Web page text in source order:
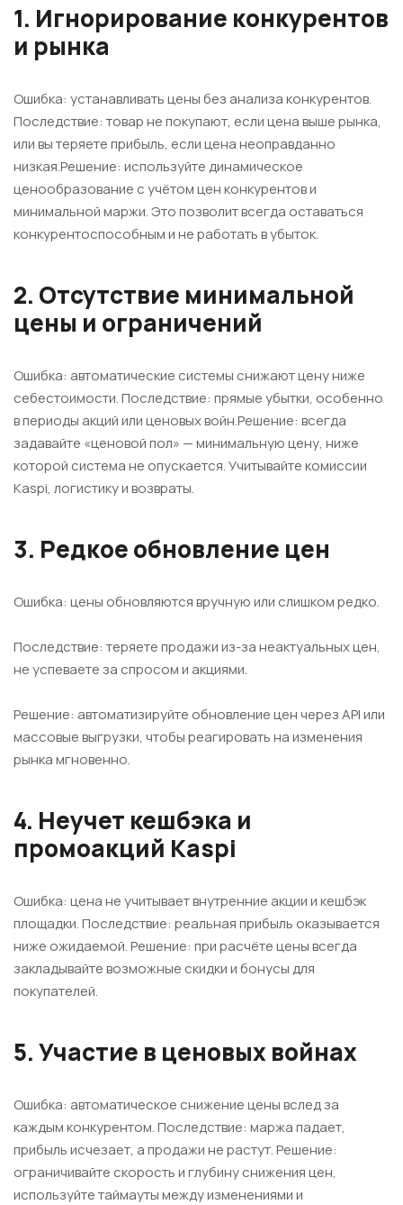
1. Игнорирование конкурентов
и рынка
Ошибка: устанавливать цены без анализа конкурентов.
Последствие: товар не покупают, если цена выше рынка,
или вы теряете прибыль, если цена неоправданно
низкая.Решение: используйте динамическое
ценообразование с учётом цен конкурентов и
минимальной маржи. Это позволит всегда оставаться
конкурентоспособным и не работать в убыток.
2. Отсутствие минимальной
цены и ограничений
Ошибка: автоматические системы снижают цену ниже
себестоимости. Последствие: прямые убытки, особенно
в периоды акций или ценовых войн.Решение: всегда
задавайте «ценовой пол» — минимальную цену, ниже
которой система не опускается. Учитывайте комиссии
Kaspi, логистику и возвраты.
3. Редкое обновление цен
Ошибка: цены обновляются вручную или слишком редко.
Последствие: теряете продажи из-за неактуальных цен,
не успеваете за спросом и акциями.
Решение: автоматизируйте обновление цен через API или
массовые выгрузки, чтобы реагировать на изменения
рынка мгновенно.
4. Неучет кешбэка и
промоакций Kaspi
Ошибка: цена не учитывает внутренние акции и кешбэк
площадки. Последствие: реальная прибыль оказывается
ниже ожидаемой. Решение: при расчёте цены всегда
закладывайте возможные скидки и бонусы для
покупателей.
5. Участие в ценовых войнах
Ошибка: автоматическое снижение цены вслед за
каждым конкурентом. Последствие: маржа падает,
прибыль исчезает, а продажи не растут. Решение:
ограничивайте скорость и глубину снижения цен,
используйте таймауты между изменениями и